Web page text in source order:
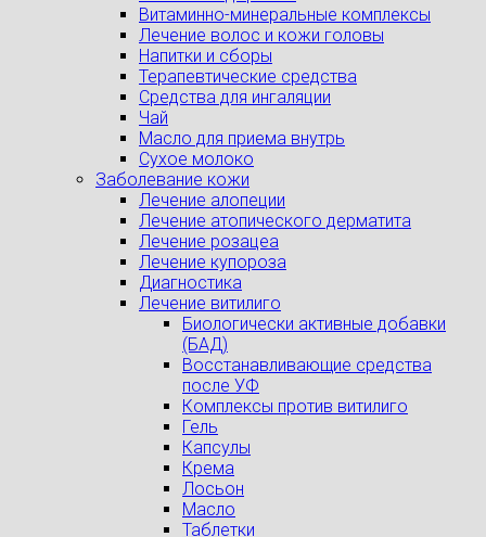
Витаминно-минеральные комплексы
Лечение волос и кожи головы
Напитки и сборы
Терапевтические средства
Средства для ингаляции
Чай
Масло для приема внутрь
Сухое молоко
Заболевание кожи
Лечение алопеции
Лечение атопического дерматита
Лечение розацеа
Лечение купороза
Диагностика
Лечение витилиго
Биологически активные добавки
(БАД)
Восстанавливающие средства
после УФ
Комплексы против витилиго
Гель
Капсулы
Крема
Лосьон
Масло
Таблетки